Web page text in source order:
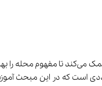
، یکی از مهم‌ترین و کاربردی‌ترین درس‌های پایه چهارم دبستان است.